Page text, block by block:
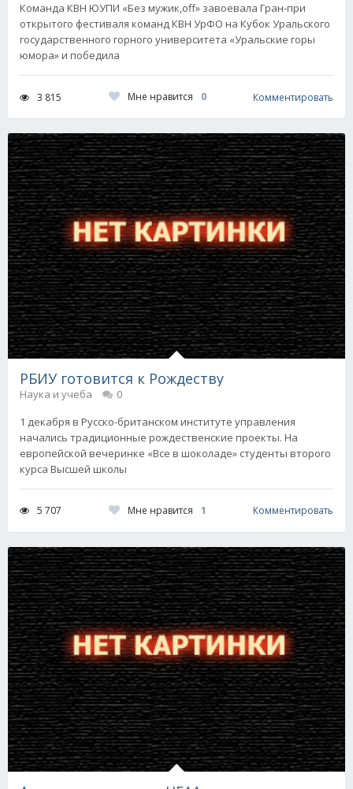
Команда КВН ЮУПИ «Без мужик,оff» завоевала Гран-при
открытого фестиваля команд КВН УрФО на Кубок Уральского
государственного горного университета «Уральские горы
юмора» и победила
3 815 Мне нравится 0 Комментировать
РБИУ готовится к Рождеству
Наука и учеба
0
1 декабря в Русско-британском институте управления
начались традиционные рождественские проекты. На
европейской вечеринке «Все в шоколаде» студенты второго
курса Высшей школы
5 707 Мне нравится 1 Комментировать